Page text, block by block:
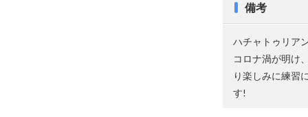
備考
ハチャトゥリア
コロナ渦が明け
り楽しみに練習
す!